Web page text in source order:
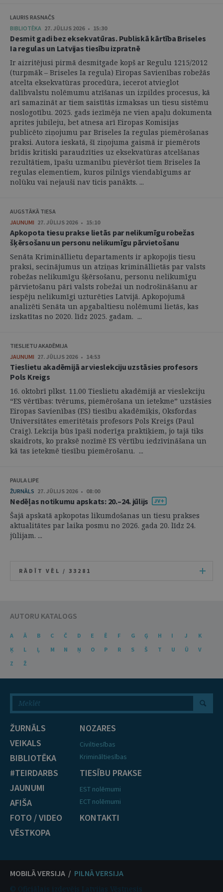
LAURIS RASNAČS
BIBLIOTĒKA 27. JŪLIJS 2026 • 15:30
Desmit gadi bez eksekvatūras. Publiskā kārtība Briseles
Ia regulas un Latvijas tiesību izpratnē
Ir aizritējusi pirmā desmitgade kopš ar Regulu 1215/2012
(turpmāk – Briseles Ia regula) Eiropas Savienības robežās
atcelta eksekvatūras procedūra, iecerot atvieglot
dalībvalstu nolēmumu atzīšanas un izpildes procesus, kā
arī samazināt ar tiem saistītās izmaksas un tiesu sistēmu
noslogotību. 2025. gads iezīmēja ne vien apaļu dokumenta
aprites jubileju, bet atnesa arī Eiropas Komisijas
publicēto ziņojumu par Briseles Ia regulas piemērošanas
praksi. Autora ieskatā, šī ziņojuma gaismā ir piemērots
brīdis kritiski paraudzīties uz eksekvatūras atcelšanas
rezultātiem, īpašu uzmanību pievēršot tiem Briseles Ia
regulas elementiem, kuros pilnīgs viendabīgums ar
nolūku vai nejauši nav ticis panākts. ...
AUGSTĀKĀ TIESA
JAUNUMI 27. JŪLIJS 2026 • 15:10
Apkopota tiesu prakse lietās par nelikumīgu robežas
šķērsošanu un personu nelikumīgu pārvietošanu
Senāta Krimināllietu departaments ir apkopojis tiesu
praksi, secinājumus un atziņas krimināllietās par valsts
robežas nelikumīgu šķērsošanu, personu nelikumīgu
pārvietošanu pāri valsts robežai un nodrošināšanu ar
iespēju nelikumīgi uzturēties Latvijā. Apkopojumā
analizēti Senāta un apgabaltiesu nolēmumi lietās, kas
izskatītas no 2020. līdz 2025. gadam. ...
TIESLIETU AKADĒMIJA
JAUNUMI 27. JŪLIJS 2026 • 14:53
Tieslietu akadēmijā ar vieslekciju uzstāsies profesors
Pols Kreigs
16. oktobrī plkst. 11.00 Tieslietu akadēmijā ar vieslekciju
“ES vērtības: tvērums, piemērošana un ietekme” uzstāsies
Eiropas Savienības (ES) tiesību akadēmiķis, Oksfordas
Universitātes emeritētais profesors Pols Kreigs (Paul
Craig). Lekcija būs īpaši noderīga praktiķiem, jo tajā tiks
skaidrots, ko praksē nozīmē ES vērtību iedzīvināšana un
kā tas ietekmē tiesību piemērošanu. ...
PAULA LIPE
ŽURNĀLS 27. JŪLIJS 2026 • 08:00
Nedēļas notikumu apskats: 20.–24. jūlijs
Šajā apskatā apkopotas likumdošanas un tiesu prakses
aktualitātes par laika posmu no 2026. gada 20. līdz 24.
jūlijam. ...
RĀDĪT VĒL / 33281
AUTORU KATALOGS
A Ā B C Č D E Ē F G Ģ H I J
K
Ķ
L Ļ M N Ņ O P R S Š T U Ū
V
Z
Ž
ŽURNĀLS
VEIKALS
BIBLIOTĒKA
#TEIRDARBS
JAUNUMI
AFIŠA
FOTO / VIDEO
VĒSTKOPA
NOZARES
Civiltiesības
Krimināltiesības
TIESĪBU PRAKSE
EST nolēmumi
ECT nolēmumi
KONTAKTI
MOBILĀ VERSIJA / PILNĀ VERSIJA
© Oficiālais izdevējs Latvijas Vēstnesis